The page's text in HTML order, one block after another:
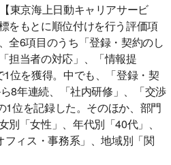
東京海上日動キャリアサービ
をもとに順位付けを行う評価項
全6項目のうち「登録・契約のし
担当者の対応」、「情報提
位を獲得。中でも、「登録・契
8年連続、「社内研修」、「交渉
1位を記録した。そのほか、部門
別「女性」、年代別「40代」、
フィス・事務系」、地域別「関